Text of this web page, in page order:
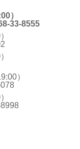
）
33-8555
）